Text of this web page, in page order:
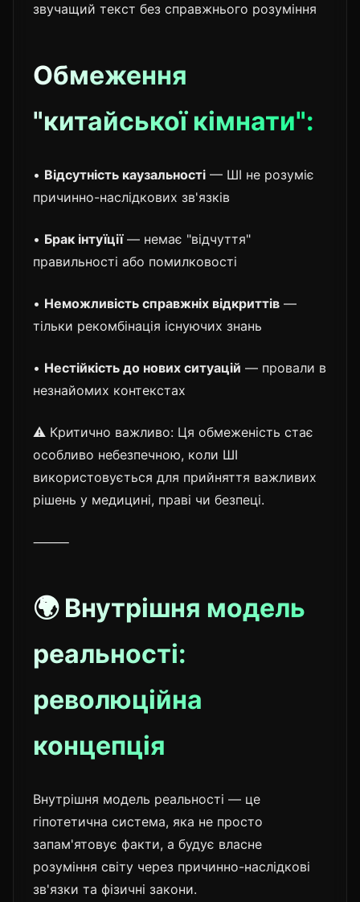
звучащий текст без справжнього розуміння
Обмеження
"китайської кімнати":
• Відсутність каузальності — ШІ не розуміє
причинно-наслідкових зв'язків
• Брак інтуїції— немає "відчуття"
правильності або помилковості
• Неможливість справжніх відкриттів —
тільки рекомбінація існуючих знань
• Нестійкість до нових ситуацій — провали в
незнайомих контекстах
⚠️ Критично важливо: Ця обмеженість стає
особливо небезпечною, коли ШІ
використовується для прийняття важливих
рішень у медицині, праві чи безпеці.
⸻
🌍 Внутрішня модель
реальності:
революційна
концепція
Внутрішня модель реальності — це
гіпотетична система, яка не просто
запам'ятовує факти, а будує власне
розуміння світу через причинно-наслідкові
зв'язки та фізичні закони.